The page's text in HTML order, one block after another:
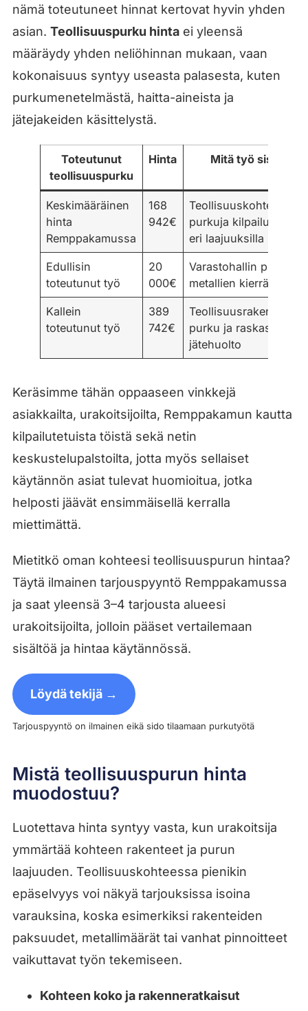
nämä toteutuneet hinnat kertovat hyvin yhden
asian. Teollisuuspurku hintaei yleensä
määräydy yhden neliöhinnan mukaan, vaan
kokonaisuus syntyy useasta palasesta, kuten
purkumenetelmästä, haitta-aineista ja
jätejakeiden käsittelystä.
Toteutunut
teollisuuspurku
Hinta Mitä työ sisälsi
Keskimääräinen
hinta
Remppakamussa
168
942€
Teollisuuskohteiden
purkuja kilpailutettuna
eri laajuuksilla
Edullisin
toteutunut työ
20
000€
Varastohallin purku ja
metallien kierrätys
Kallein
toteutunut työ
389
742€
purku ja raskas
jätehuolto
Keräsimme tähän oppaaseen vinkkejä
asiakkailta, urakoitsijoilta, Remppakamun kautta
kilpailutetuista töistä sekä netin
keskustelupalstoilta, jotta myös sellaiset
käytännön asiat tulevat huomioitua, jotka
helposti jäävät ensimmäisellä kerralla
miettimättä.
Mietitkö oman kohteesi teollisuuspurun hintaa?
Täytä ilmainen tarjouspyyntö Remppakamussa
ja saat yleensä 3–4 tarjousta alueesi
urakoitsijoilta, jolloin pääset vertailemaan
sisältöä ja hintaa käytännössä.
Löydä tekijä →
Tarjouspyyntö on ilmainen eikä sido tilaamaan purkutyötä
Mistä teollisuuspurun hinta
muodostuu?
Luotettava hinta syntyy vasta, kun urakoitsija
ymmärtää kohteen rakenteet ja purun
laajuuden. Teollisuuskohteessa pienikin
epäselvyys voi näkyä tarjouksissa isoina
varauksina, koska esimerkiksi rakenteiden
paksuudet, metallimäärät tai vanhat pinnoitteet
vaikuttavat työn tekemiseen.
Kohteen koko ja rakenneratkaisut